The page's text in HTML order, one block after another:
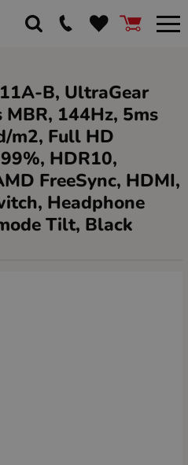
B, UltraGear
144Hz, 5ms
m2, Full HD
HDR10,
FreeSync, HDMI,
Headphone
Tilt, Black